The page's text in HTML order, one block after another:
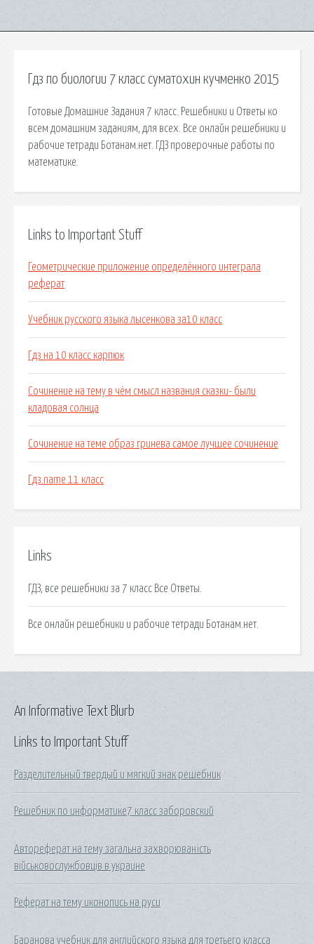
Гдз по биологии 7 класс суматохин кучменко 2015
Готовые Домашние Задания 7 класс. Решебники и Ответы ко
всем домашним заданиям, для всех. Все онлайн решебники и
рабочие тетради Ботанам.нет. ГДЗ проверочные работы по
математике.
Links to Important Stuff
Геометрические приложение определённого интеграла
реферат
Учебник русского языка лысенкова за10 класс
Гдз на 10 класс карпюк
Сочинение на тему в чём смысл названия сказки- были
кладовая солнца
Сочинение на теме образ гринева самое лучшее сочинение
Гдз.name 11 класс
Links
ГДЗ, все решебники за 7 класс Все Ответы.
Все онлайн решебники и рабочие тетради Ботанам.нет.
Links to Important Stuff
Разделительный твердый и мягкий знак решебник
Решебник по информатике7 класс заборовский
Автореферат на тему загальна захворюваність
військовослужбовців в украине
Реферат на тему иконопись на руси
Баранова учебник для английского языка для третьего класса
An Informative Text Blurb